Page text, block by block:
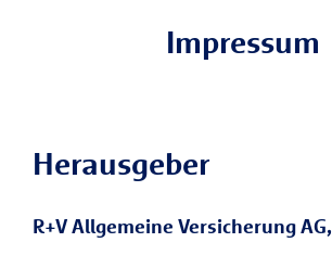
Impressum
Herausgeber
R+V Allgemeine Versicherung AG,